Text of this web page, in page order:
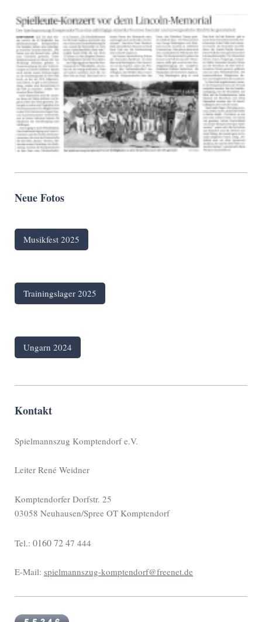
Neue Fotos
Musikfest 2025
Trainingslager 2025
Ungarn 2024
Kontakt
Spielmannszug Komptendorf e.V.
Leiter René Weidner
Komptendorfer Dorfstr. 25
03058 Neuhausen/Spree OT Komptendorf
Tel.: 0160 72 47 444
E-Mail: spielmannszug-komptendorf@freenet.de